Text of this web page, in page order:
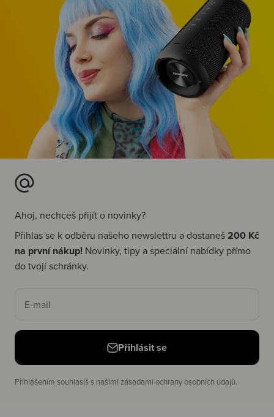
Ahoj, nechceš přijít o novinky?
Přihlas se k odběru našeho newslettru a dostaneš200 Kč
na první nákup! Novinky, tipy a speciální nabídky přímo
do tvojí schránky.
E-mail
Přihlásit se
Příhlášením souhlasíš s našimi zásadami ochrany osobních údajů.